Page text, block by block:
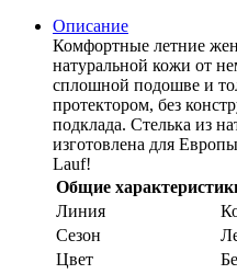
Описание
Комфортные летние
натуральной кожи от
сплошной подошве и
протектором, без
подклада. Стелька из
изготовлена для
Lauf!
Общие
Линия
Сезон
Цвет